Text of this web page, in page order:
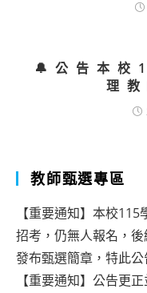
🔔公告本
理
教師甄選專區
【重要通知】本校
招考，仍無人報名，
發布甄選簡章，特此公
【重要通知】公告更